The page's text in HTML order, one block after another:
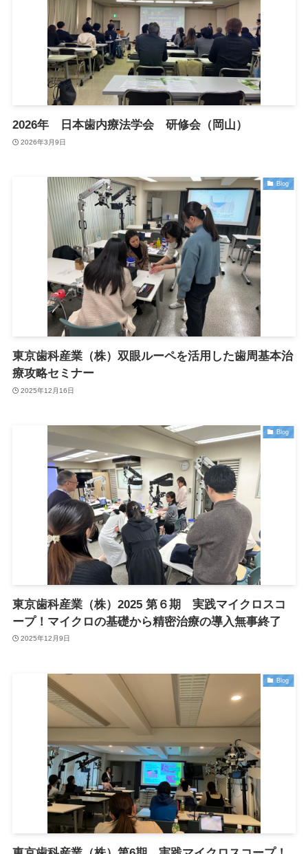
2026年 日本歯内療法学会 研修会（岡山）
2026年3月9日
Blog
東京歯科産業（株）双眼ルーペを活用した歯周基本治
療攻略セミナー
2025年12月16日
Blog
東京歯科産業（株）2025 第６期 実践マイクロスコ
ープ！マイクロの基礎から精密治療の導入無事終了
2025年12月9日
Blog